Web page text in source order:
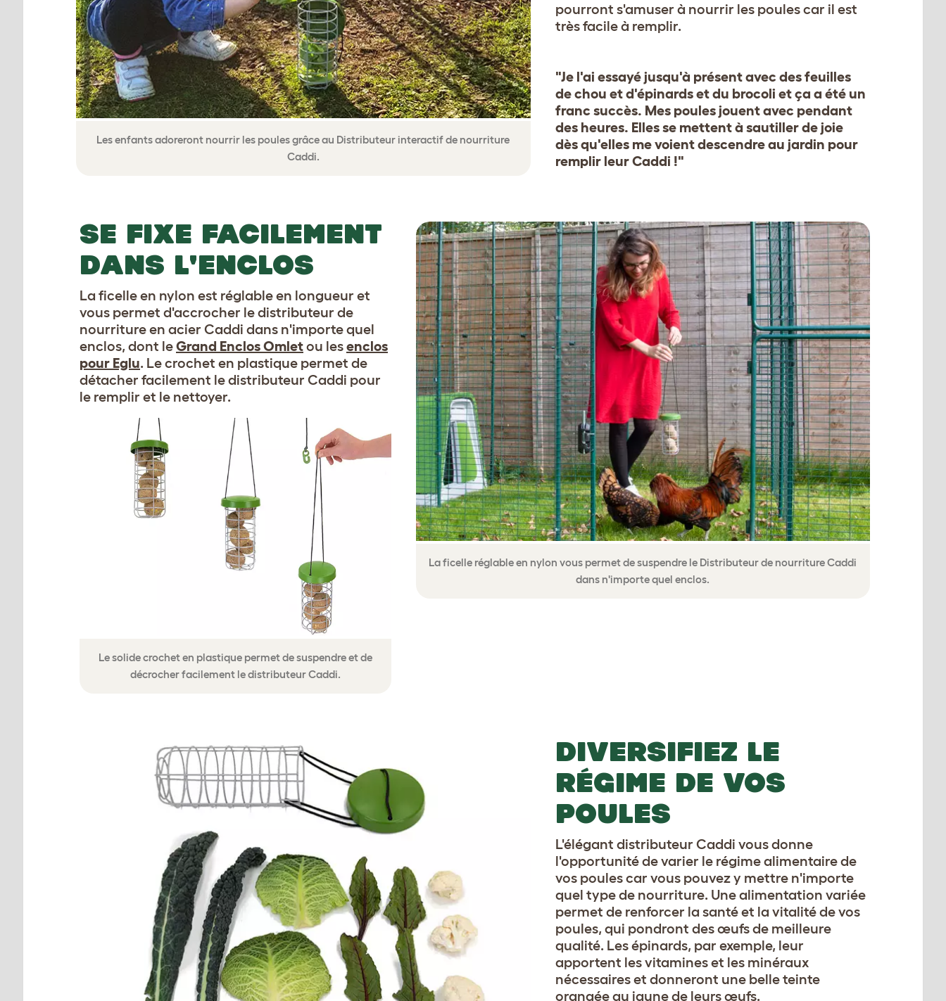
Les enfants adoreront nourrir les poules grâce au Distributeur interactif de nourriture
Caddi.
pourront s'amuser à nourrir les poules car il est
très facile à remplir.
"Je l'ai essayé jusqu'à présent avec des feuilles
de chou et d'épinards et du brocoli et ça a été un
franc succès. Mes poules jouent avec pendant
des heures. Elles se mettent à sautiller de joie
dès qu'elles me voient descendre au jardin pour
remplir leur Caddi !"
La ficelle réglable en nylon vous permet de suspendre le Distributeur de nourriture Caddi
dans n'importe quel enclos.
SE FIXE FACILEMENT
DANS L'ENCLOS
La ficelle en nylon est réglable en longueur et
vous permet d'accrocher le distributeur de
nourriture en acier Caddi dans n'importe quel
enclos, dont leGrand Enclos Omletou lesenclos
pour Eglu. Le crochet en plastique permet de
détacher facilement le distributeur Caddi pour
le remplir et le nettoyer.
Le solide crochet en plastique permet de suspendre et de
décrocher facilement le distributeur Caddi.
DIVERSIFIEZ LE
RÉGIME DE VOS
POULES
L'élégant distributeur Caddi vous donne
l'opportunité de varier le régime alimentaire de
vos poules car vous pouvez y mettre n'importe
quel type de nourriture. Une alimentation variée
permet de renforcer la santé et la vitalité de vos
poules, qui pondront des œufs de meilleure
qualité. Les épinards, par exemple, leur
apportent les vitamines et les minéraux
nécessaires et donneront une belle teinte
orangée au jaune de leurs œufs.